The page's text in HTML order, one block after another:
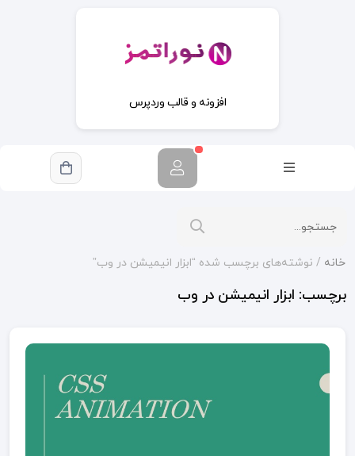
افزونه و قالب وردپرس
خانه / نوشته‌های برچسب شده “ابزار انیمیشن در وب”
برچسب: ابزار انیمیشن در وب